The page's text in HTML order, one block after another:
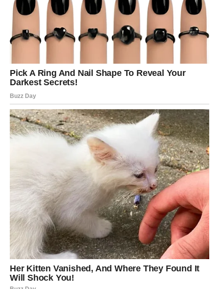
I upravo taj osjećaj biće jedna od najvećih nagrada.
LJUBAV POSTAJE JOŠ LJEPŠA
KADA NESTANU BRIGE
Kako se finansijska situacija bude popravljala, tako ćete
biti opušteniji i na emotivnom planu.
Ako ste slobodni, moguće je poznanstvo sa osobom koja
vas impresionira zrelošću i ozbiljnim namjerama.
Ako ste zauzeti, zajedno sa partnerom mogli biste početi
planirati nešto veliko za budućnost.
DO KRAJA JUNA OTVARAJU SE
VRATA OBILJA
Jarčevi, zvijezde vam poručuju da ulazite u period kada
se prilike umnožavaju, a uspjeh postaje mnogo bliži nego
ranije.